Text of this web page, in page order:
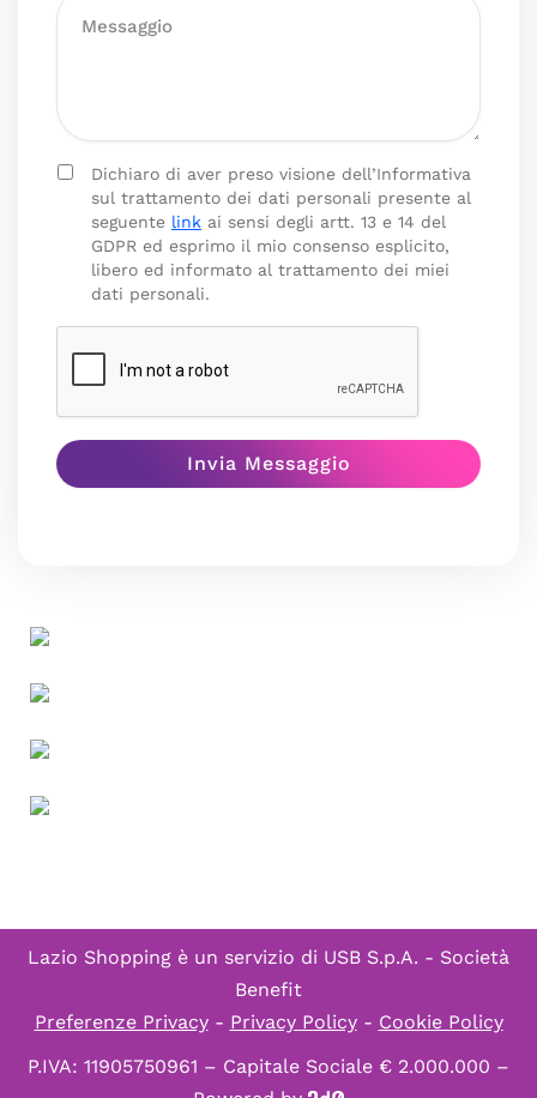
Dichiaro di aver preso visione dell’Informativa
sul trattamento dei dati personali presente al
seguente link ai sensi degli artt. 13 e 14 del
GDPR ed esprimo il mio consenso esplicito,
libero ed informato al trattamento dei miei
dati personali.
Lazio Shopping è un servizio di USB S.p.A. - Società
Benefit
Preferenze Privacy- Privacy Policy- Cookie Policy
P.IVA: 11905750961 – Capitale Sociale € 2.000.000 –